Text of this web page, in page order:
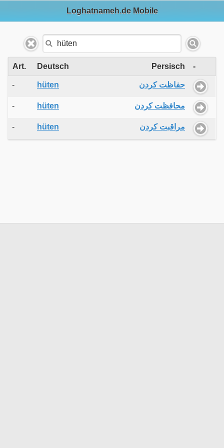
Loghatnameh.de Mobile
Art. Deutsch Persisch -
- hüten حفاظت کردن
- hüten محافظت کردن
- hüten مراقبت کردن